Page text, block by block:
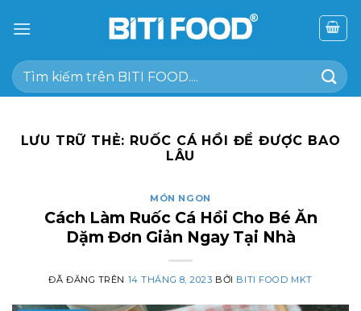
đến
dung
Tìm
kiếm:
LƯU TRỮ THẺ: RUỐC CÁ HỒI ĐỂ ĐƯỢC BAO
LÂU
MÓN NGON
Cách Làm Ruốc Cá Hồi Cho Bé Ăn
Dặm Đơn Giản Ngay Tại Nhà
ĐÃ ĐĂNG TRÊN 14 THÁNG 8, 2023 BỞI BITI FOOD MKT